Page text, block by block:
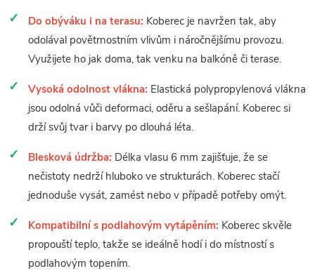
Do obýváku i na terasu: Koberec je navržen tak, aby
odolával povětrnostním vlivům i náročnějšímu provozu.
Využijete ho jak doma, tak venku na balkóně či terase.
Vysoká odolnost vlákna: Elastická polypropylenová vlákna
jsou odolná vůči deformaci, oděru a sešlapání. Koberec si
drží svůj tvar i barvy po dlouhá léta.
Blesková údržba: Délka vlasu 6 mm zajišťuje, že se
nečistoty nedrží hluboko ve strukturách. Koberec stačí
jednoduše vysát, zamést nebo v případě potřeby omýt.
Kompatibilní s podlahovým vytápěním: Koberec skvěle
propouští teplo, takže se ideálně hodí i do místností s
podlahovým topením.